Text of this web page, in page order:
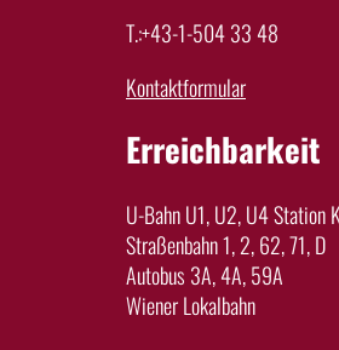
T.:+43-1-504 33 48
Kontaktformular
Erreichbarkeit
U-Bahn U1, U2, U4 Station
Straßenbahn 1, 2, 62, 71, D
Autobus 3A, 4A, 59A
Wiener Lokalbahn